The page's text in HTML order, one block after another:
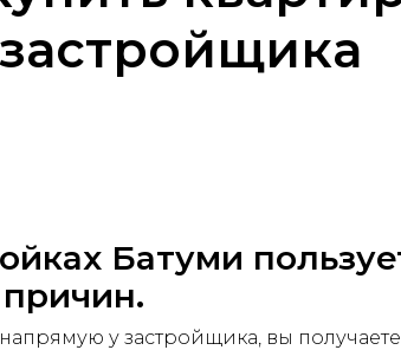
Батуми
у застройщика, вы